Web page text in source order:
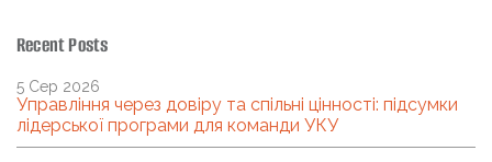
Recent Posts
Управління через довіру та спільні цінності: підсумки
лідерської програми для команди УКУ
5 Сер 2026